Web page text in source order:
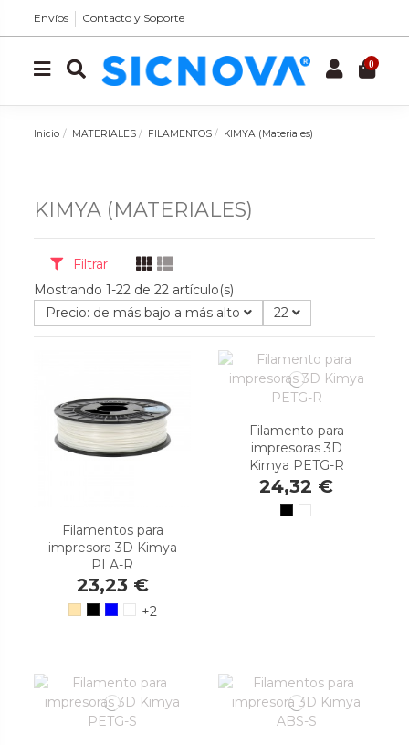
Envíos Contacto y Soporte
0
Inicio MATERIALES FILAMENTOS KIMYA (Materiales)
KIMYA (MATERIALES)
Filtrar
Mostrando 1-22 de 22 artículo(s)
Precio: de más bajo a más alto
22
Filamentos para
impresora 3D Kimya
PLA-R
23,23 €
+2
Filamento para
impresoras 3D
Kimya PETG-R
24,32 €